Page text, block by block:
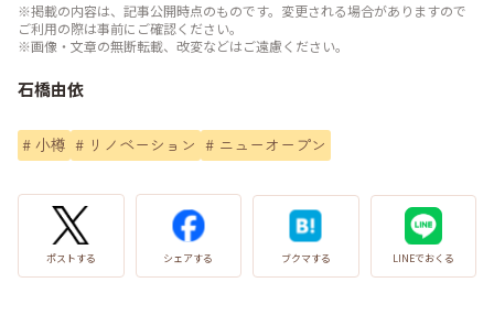
※掲載の内容は、記事公開時点のものです。変更される場合がありますので
ご利用の際は事前にご確認ください。
※画像・文章の無断転載、改変などはご遠慮ください。
石橋由依
# 小樽 # リノベーション # ニューオープン
ポストする シェアする ブクマする LINEでおくる